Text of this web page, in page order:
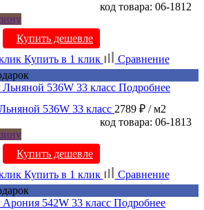
код товара: 06-1812
Купить дешевле
Купить в 1 клик
Сравнение
Подробнее
536W 33 класс 2789 ₽ / м2
код товара: 06-1813
Купить дешевле
Купить в 1 клик
Сравнение
Подробнее